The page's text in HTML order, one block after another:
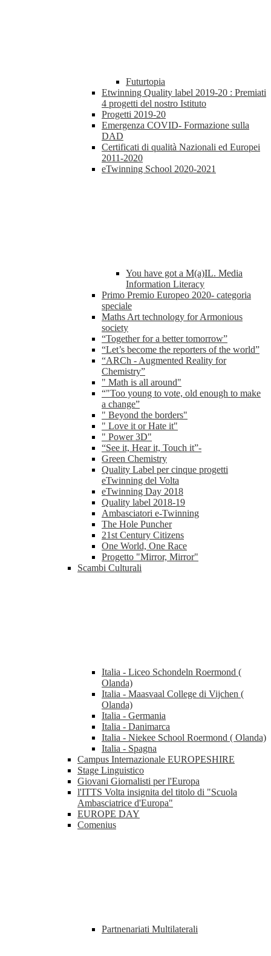
Futurtopia
Etwinning Quality label 2019-20 : Premiati
4 progetti del nostro Istituto
Progetti 2019-20
Emergenza COVID- Formazione sulla
DAD
Certificati di qualità Nazionali ed Europei
2011-2020
eTwinning School 2020-2021
You have got a M(a)IL. Media
Information Literacy
Primo Premio Europeo 2020- categoria
speciale
Maths Art technology for Armonious
society
“Together for a better tomorrow”
“Let’s become the reporters of the world”
“ARCh - Augmented Reality for
Chemistry”
" Math is all around"
“"Too young to vote, old enough to make
a change”
" Beyond the borders"
" Love it or Hate it"
" Power 3D"
“See it, Hear it, Touch it”-
Green Chemistry
Quality Label per cinque progetti
eTwinning del Volta
eTwinning Day 2018
Quality label 2018-19
Ambasciatori e-Twinning
The Hole Puncher
21st Century Citizens
One World, One Race
Progetto "Mirror, Mirror"
Scambi Culturali
Italia - Liceo Schondeln Roermond (
Olanda)
Italia - Maasvaal College di Vijchen (
Olanda)
Italia - Germania
Italia - Danimarca
Italia - Niekee School Roermond ( Olanda)
Italia - Spagna
Campus Internazionale EUROPESHIRE
Stage Linguistico
Giovani Giornalisti per l'Europa
l'ITTS Volta insignita del titolo di "Scuola
Ambasciatrice d'Europa"
EUROPE DAY
Comenius
Partnenariati Multilaterali